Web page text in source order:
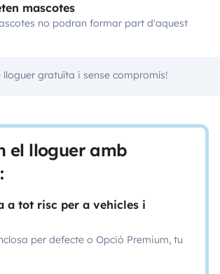
mascotes
no podran formar part d'aquest
lloguer gratuïta i sense compromís!
el lloguer amb
a tot risc per a vehicles i
per defecte o Opció Premium, tu